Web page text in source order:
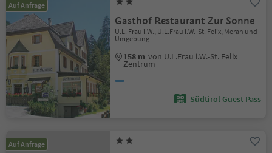
Auf Anfrage
Gasthof Restaurant Zur Sonne
U.L. Frau i.W., U.L.Frau i.W.-St. Felix, Meran und
Umgebung
158 m von U.L.Frau i.W.-St. Felix
Zentrum
Südtirol Guest Pass
Auf Anfrage